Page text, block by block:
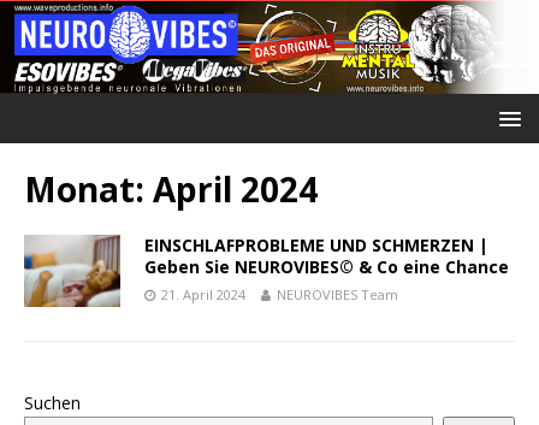
Monat: April 2024
EINSCHLAFPROBLEME UND SCHMERZEN |
Geben Sie NEUROVIBES© & Co eine Chance
21. April 2024 NEUROVIBES Team
Suchen